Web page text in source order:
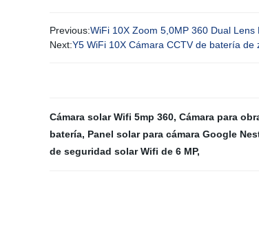
Previous:WiFi 10X Zoom 5,0MP 360 Dual
Next:Y5 WiFi 10X Cámara CCTV de batería
Cámara solar Wifi 5mp 360, Cámara para
batería, Panel solar para cámara Google
de seguridad solar Wifi de 6 MP,